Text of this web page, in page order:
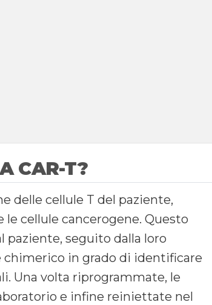
CAR-T?
delle cellule T del paziente,
cellule cancerogene. Questo
paziente, seguito dalla loro
in grado di identificare
Una volta riprogrammate, le
e infine reiniettate nel